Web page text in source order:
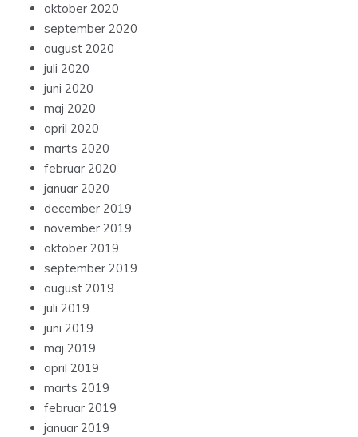
oktober 2020
september 2020
august 2020
juli 2020
juni 2020
maj 2020
april 2020
marts 2020
februar 2020
januar 2020
december 2019
november 2019
oktober 2019
september 2019
august 2019
juli 2019
juni 2019
maj 2019
april 2019
marts 2019
februar 2019
januar 2019